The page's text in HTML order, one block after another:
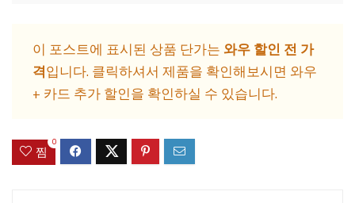
이 포스트에 표시된 상품 단가는 와우 할인 전 가
격입니다. 클릭하셔서 제품을 확인해보시면 와우
+ 카드 추가 할인을 확인하실 수 있습니다.
찜
0